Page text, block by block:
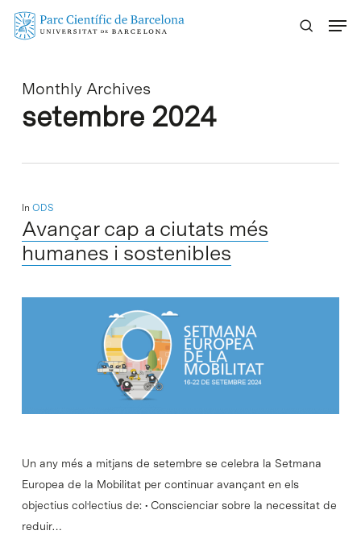
Skip
Monthly Archives
setembre 2024
In ODS
Avançar cap a ciutats més
humanes i sostenibles
Un any més a mitjans de setembre se celebra la Setmana
Europea de la Mobilitat per continuar avançant en els
objectius col·lectius de: • Conscienciar sobre la necessitat de
reduir…